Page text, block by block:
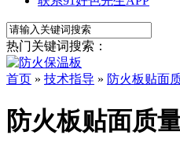
热门关键词搜索：
首页 » 技术指导 » 防火板贴面
防火板贴面质